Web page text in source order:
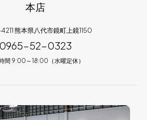
本店
熊本県八代市鏡町上鏡1150
0965-52-0323
間 9:00～18:00（水曜定休）